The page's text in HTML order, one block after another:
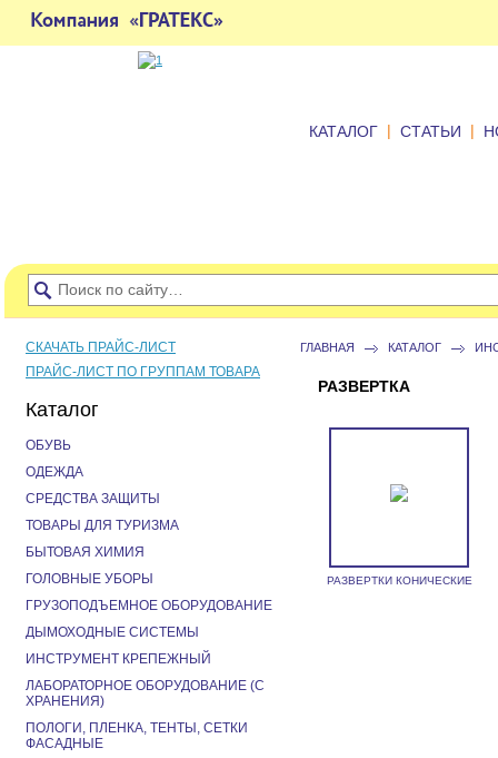
КАТАЛОГ | СТАТЬИ |
ГЛАВНАЯ КАТАЛОГ
РАЗВЕРТКА
РАЗВЕРТКИ КОНИЧЕСКИЕ
СКАЧАТЬ ПРАЙС-ЛИСТ
ПРАЙС-ЛИСТ ПО ГРУППАМ ТОВАРА
Каталог
ОБУВЬ
ОДЕЖДА
СРЕДСТВА ЗАЩИТЫ
ТОВАРЫ ДЛЯ ТУРИЗМА
БЫТОВАЯ ХИМИЯ
ГОЛОВНЫЕ УБОРЫ
ГРУЗОПОДЪЕМНОЕ ОБОРУДОВАНИЕ
ДЫМОХОДНЫЕ СИСТЕМЫ
ИНСТРУМЕНТ КРЕПЕЖНЫЙ
ЛАБОРАТОРНОЕ ОБОРУДОВАНИЕ (С
ХРАНЕНИЯ)
ПОЛОГИ, ПЛЕНКА, ТЕНТЫ, СЕТКИ
ФАСАДНЫЕ